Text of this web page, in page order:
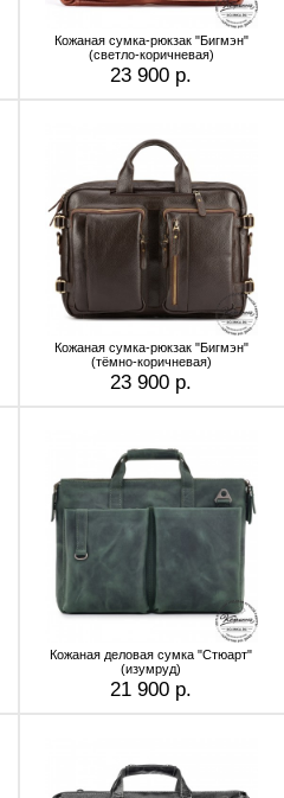
Кожаная сумка-рюкзак "Бигмэн"
(светло-коричневая)
23 900 р.
Кожаная сумка-рюкзак "Бигмэн"
(тёмно-коричневая)
23 900 р.
Кожаная деловая сумка "Стюарт"
(изумруд)
21 900 р.